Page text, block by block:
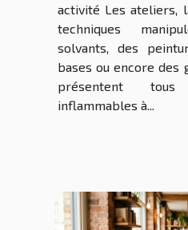
activité Les ateliers,
techniques
solvants, des
bases ou encore des
présentent
inflammables à...